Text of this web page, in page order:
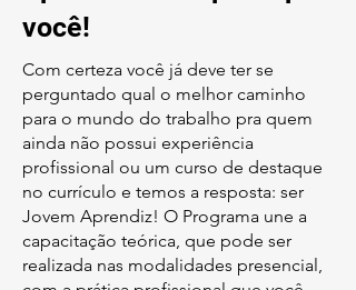
você!
Com certeza você já deve ter se
perguntado qual o melhor caminho
para o mundo do trabalho pra quem
ainda não possui experiência
profissional ou um curso de destaque
no currículo e temos a resposta: ser
Jovem Aprendiz! O Programa une a
capacitação teórica, que pode ser
realizada nas modalidades presencial,